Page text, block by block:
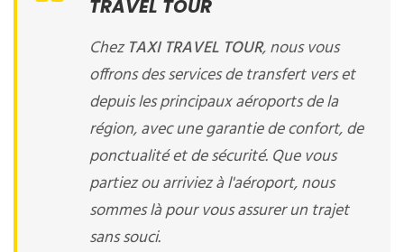
TRAVEL TOUR
ChezTAXI TRAVEL TOUR, nous vous
offrons des services de transfert vers et
depuis les principaux aéroports de la
région, avec une garantie de confort, de
ponctualité et de sécurité. Que vous
partiez ou arriviez à l'aéroport, nous
sommes là pour vous assurer un trajet
sans souci.